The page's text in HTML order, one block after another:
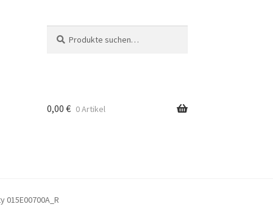
nach:
0,00 € 0 Artikel
015E00700A_R